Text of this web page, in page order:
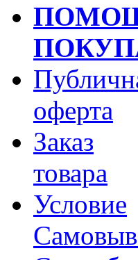
оферта
Заказ
товара
Условие